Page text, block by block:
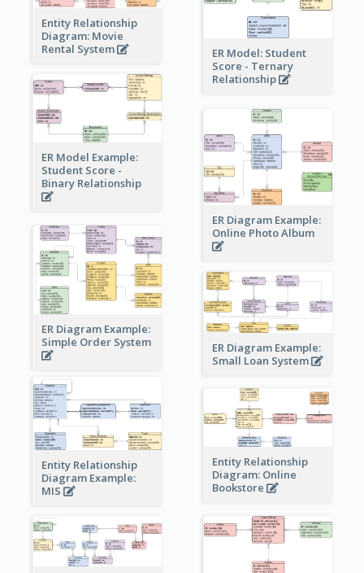
Entity Relationship
Diagram: Movie
Rental System
ER Model: Student
Score - Ternary
Relationship
ER Model Example:
Student Score -
Binary Relationship
ER Diagram Example:
Online Photo Album
ER Diagram Example:
Simple Order System
ER Diagram Example:
Small Loan System
Entity Relationship
Diagram Example:
MIS
Entity Relationship
Diagram: Online
Bookstore